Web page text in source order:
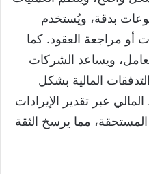
بدقة، ويُستخدم
أو مراجعة العقود. كما
ويساعد الشركات
المالية بشكل
عبر تقدير الإيرادات
المستحقة، مما يرسخ الثقة